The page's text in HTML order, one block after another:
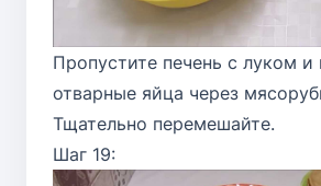
Пропустите печень с луком
отварные яйца через
Тщательно перемешайте.
Шаг 19: